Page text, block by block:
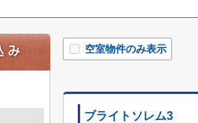
空室物件のみ表示
ブライトソレム3